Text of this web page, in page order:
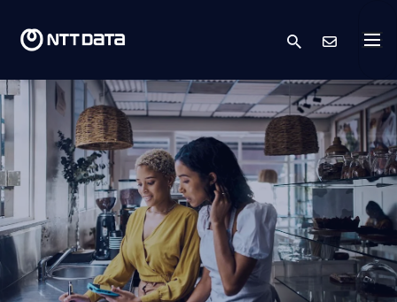
search